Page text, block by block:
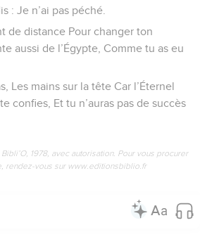
: Je n’ai pas péché.
de distance Pour changer ton
aussi de l’Égypte, Comme tu as eu
Les mains sur la tête Car l’Éternel
confies, Et tu n’auras pas de succès
1978, avec autorisation. Pour vous procurer
rendez-vous sur www.editionsbiblio.fr